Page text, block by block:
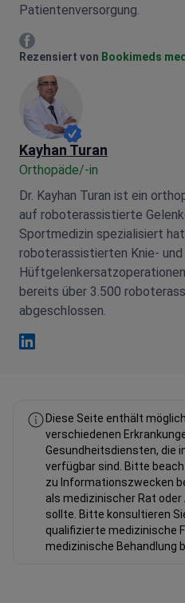
Patientenversorgung.
Mariia Mytrofankina
Rezensiert von Bookimeds
Kayhan Turan
Orthopäde/-in
Dr. Kayhan Turan ist ein
auf roboterassistierte
Sportmedizin spezialisiert
roboterassistierten Knie- und
bereits über 3.500
abgeschlossen.
Diese Seite enthält
verschiedenen
Gesundheitsdiensten, die
verfügbar sind. Bitte
zu Informationszwecken
als medizinischer Rat
sollte. Bitte konsultieren
qualifizierte medizinische
medizinische Behandlung